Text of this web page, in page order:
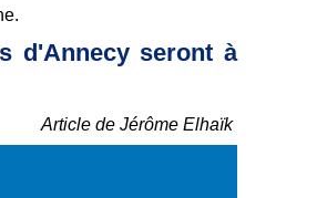
d'Annecy seront à
Article de Jérôme Elhaïk